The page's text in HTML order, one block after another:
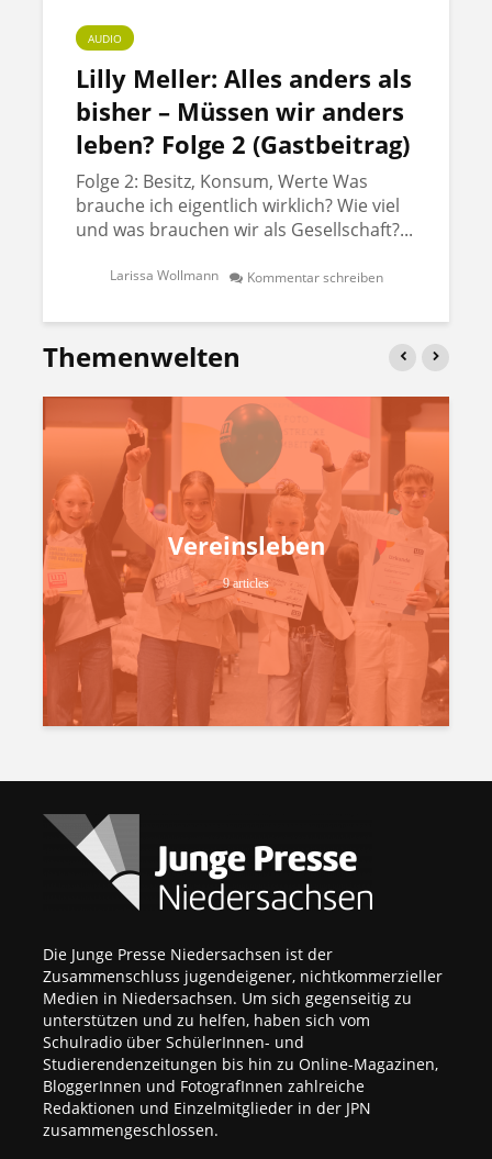
AUDIO
Lilly Meller: Alles anders als
bisher – Müssen wir anders
leben? Folge 2 (Gastbeitrag)
Folge 2: Besitz, Konsum, Werte Was
brauche ich eigentlich wirklich? Wie viel
und was brauchen wir als Gesellschaft?...
Larissa Wollmann Kommentar schreiben
Themenwelten
Vereinsleben
9 articles
Die Junge Presse Niedersachsen ist der
Zusammenschluss jugendeigener, nichtkommerzieller
Medien in Niedersachsen. Um sich gegenseitig zu
unterstützen und zu helfen, haben sich vom
Schulradio über SchülerInnen- und
Studierendenzeitungen bis hin zu Online-Magazinen,
BloggerInnen und FotografInnen zahlreiche
Redaktionen und Einzelmitglieder in der JPN
zusammengeschlossen.